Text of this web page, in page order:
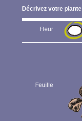
Décrivez votre plante
Fleur
Feuille